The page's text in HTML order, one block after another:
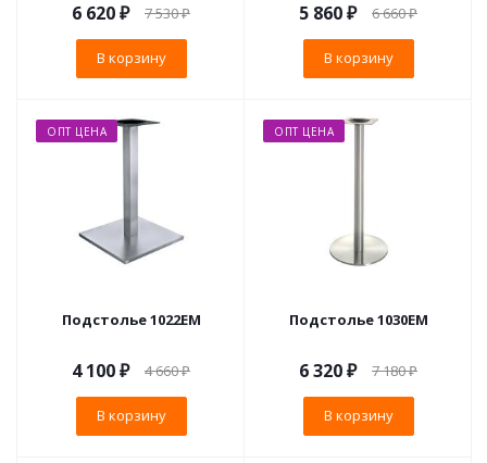
6 620₽ 7 530₽
В корзину
5 860₽ 6 660₽
В корзину
ОПТ ЦЕНА
Подстолье 1022EM
4 100₽ 4 660₽
В корзину
ОПТ ЦЕНА
Подстолье 1030EM
6 320₽ 7 180₽
В корзину